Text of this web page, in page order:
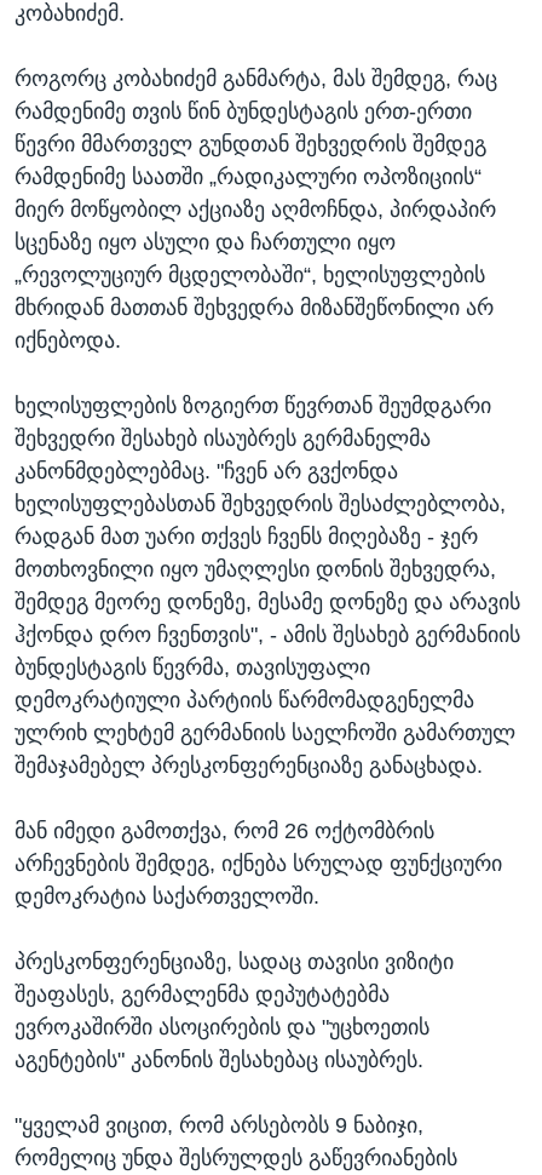
კობახიძემ.
როგორც კობახიძემ განმარტა, მას შემდეგ, რაც
რამდენიმე თვის წინ ბუნდესტაგის ერთ-ერთი
წევრი მმართველ გუნდთან შეხვედრის შემდეგ
რამდენიმე საათში „რადიკალური ოპოზიციის“
მიერ მოწყობილ აქციაზე აღმოჩნდა, პირდაპირ
სცენაზე იყო ასული და ჩართული იყო
„რევოლუციურ მცდელობაში“, ხელისუფლების
მხრიდან მათთან შეხვედრა მიზანშეწონილი არ
იქნებოდა.
ხელისუფლების ზოგიერთ წევრთან შეუმდგარი
შეხვედრი შესახებ ისაუბრეს გერმანელმა
კანონმდებლებმაც. "ჩვენ არ გვქონდა
ხელისუფლებასთან შეხვედრის შესაძლებლობა,
რადგან მათ უარი თქვეს ჩვენს მიღებაზე - ჯერ
მოთხოვნილი იყო უმაღლესი დონის შეხვედრა,
შემდეგ მეორე დონეზე, მესამე დონეზე და არავის
ჰქონდა დრო ჩვენთვის", - ამის შესახებ გერმანიის
ბუნდესტაგის წევრმა, თავისუფალი
დემოკრატიული პარტიის წარმომადგენელმა
ულრიხ ლეხტემ გერმანიის საელჩოში გამართულ
შემაჯამებელ პრესკონფერენციაზე განაცხადა.
მან იმედი გამოთქვა, რომ 26 ოქტომბრის
არჩევნების შემდეგ, იქნება სრულად ფუნქციური
დემოკრატია საქართველოში.
პრესკონფერენციაზე, სადაც თავისი ვიზიტი
შეაფასეს, გერმალენმა დეპუტატებმა
ევროკაშირში ასოცირების და "უცხოეთის
აგენტების" კანონის შესახებაც ისაუბრეს.
"ყველამ ვიცით, რომ არსებობს 9 ნაბიჯი,
რომელიც უნდა შესრულდეს გაწევრიანების